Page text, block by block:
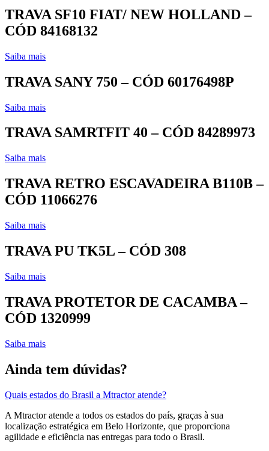
TRAVA SF10 FIAT/ NEW HOLLAND –
CÓD 84168132
Saiba mais
TRAVA SANY 750 – CÓD 60176498P
Saiba mais
TRAVA SAMRTFIT 40 – CÓD 84289973
Saiba mais
TRAVA RETRO ESCAVADEIRA B110B –
CÓD 11066276
Saiba mais
TRAVA PU TK5L – CÓD 308
Saiba mais
TRAVA PROTETOR DE CACAMBA –
CÓD 1320999
Saiba mais
Ainda tem dúvidas?
Quais estados do Brasil a Mtractor atende?
A Mtractor atende a todos os estados do país, graças à sua
localização estratégica em Belo Horizonte, que proporciona
agilidade e eficiência nas entregas para todo o Brasil.